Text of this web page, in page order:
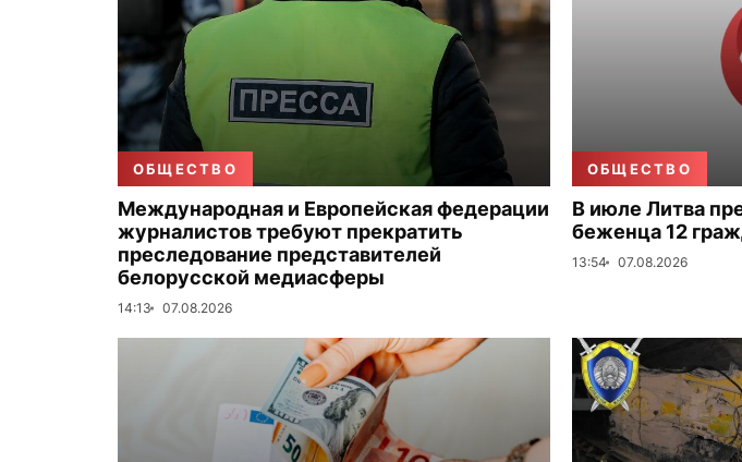
ОБЩЕСТВО
Международная и Европейская федерации
журналистов требуют прекратить
преследование представителей
белорусской медиасферы
14:13 07.08.2026
ОБЩЕСТВО
В июле Литва
беженца 12
13:54 07.08.2026